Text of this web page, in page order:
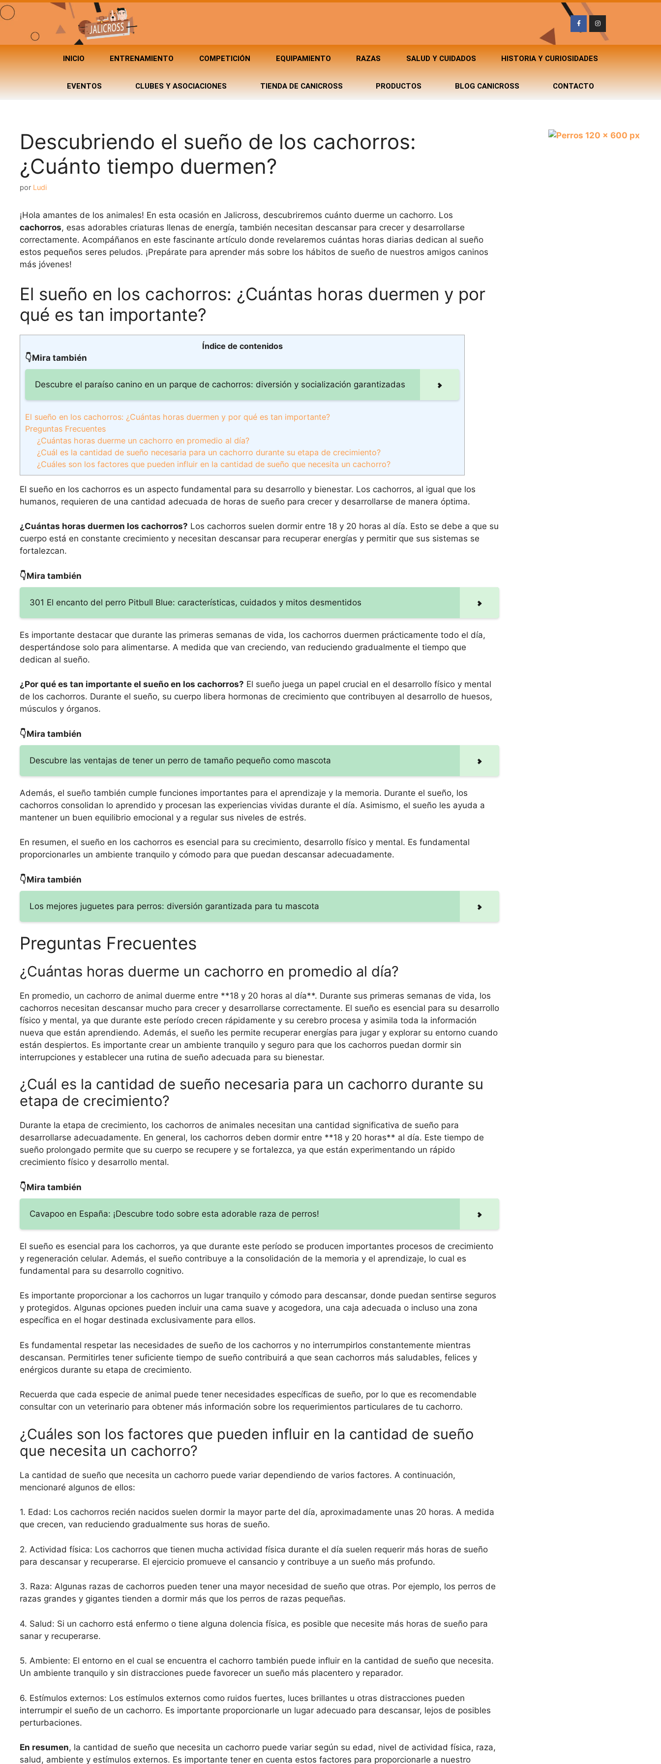
INICIO ENTRENAMIENTO COMPETICIÓN EQUIPAMIENTO RAZAS SALUD Y CUIDADOS HISTORIA Y CURIOSIDADES
EVENTOS CLUBES Y ASOCIACIONES TIENDA DE CANICROSS PRODUCTOS BLOG CANICROSS CONTACTO
Descubriendo el sueño de los cachorros:
¿Cuánto tiempo duermen?
por Ludi
¡Hola amantes de los animales! En esta ocasión en Jalicross, descubriremos cuánto duerme un cachorro. Los
cachorros, esas adorables criaturas llenas de energía, también necesitan descansar para crecer y desarrollarse
correctamente. Acompáñanos en este fascinante artículo donde revelaremos cuántas horas diarias dedican al sueño
estos pequeños seres peludos. ¡Prepárate para aprender más sobre los hábitos de sueño de nuestros amigos caninos
más jóvenes!
El sueño en los cachorros: ¿Cuántas horas duermen y por
qué es tan importante?
Índice de contenidos
👇Mira también
Descubre el paraíso canino en un parque de cachorros: diversión y socialización garantizadas
El sueño en los cachorros: ¿Cuántas horas duermen y por qué es tan importante?
Preguntas Frecuentes
¿Cuántas horas duerme un cachorro en promedio al día?
¿Cuál es la cantidad de sueño necesaria para un cachorro durante su etapa de crecimiento?
¿Cuáles son los factores que pueden influir en la cantidad de sueño que necesita un cachorro?
El sueño en los cachorros es un aspecto fundamental para su desarrollo y bienestar. Los cachorros, al igual que los
humanos, requieren de una cantidad adecuada de horas de sueño para crecer y desarrollarse de manera óptima.
¿Cuántas horas duermen los cachorros? Los cachorros suelen dormir entre 18 y 20 horas al día. Esto se debe a que su
cuerpo está en constante crecimiento y necesitan descansar para recuperar energías y permitir que sus sistemas se
fortalezcan.
👇Mira también
301 El encanto del perro Pitbull Blue: características, cuidados y mitos desmentidos
Es importante destacar que durante las primeras semanas de vida, los cachorros duermen prácticamente todo el día,
despertándose solo para alimentarse. A medida que van creciendo, van reduciendo gradualmente el tiempo que
dedican al sueño.
¿Por qué es tan importante el sueño en los cachorros? El sueño juega un papel crucial en el desarrollo físico y mental
de los cachorros. Durante el sueño, su cuerpo libera hormonas de crecimiento que contribuyen al desarrollo de huesos,
músculos y órganos.
👇Mira también
Descubre las ventajas de tener un perro de tamaño pequeño como mascota
Además, el sueño también cumple funciones importantes para el aprendizaje y la memoria. Durante el sueño, los
cachorros consolidan lo aprendido y procesan las experiencias vividas durante el día. Asimismo, el sueño les ayuda a
mantener un buen equilibrio emocional y a regular sus niveles de estrés.
En resumen, el sueño en los cachorros es esencial para su crecimiento, desarrollo físico y mental. Es fundamental
proporcionarles un ambiente tranquilo y cómodo para que puedan descansar adecuadamente.
👇Mira también
Los mejores juguetes para perros: diversión garantizada para tu mascota
Preguntas Frecuentes
¿Cuántas horas duerme un cachorro en promedio al día?
En promedio, un cachorro de animal duerme entre **18 y 20 horas al día**. Durante sus primeras semanas de vida, los
cachorros necesitan descansar mucho para crecer y desarrollarse correctamente. El sueño es esencial para su desarrollo
físico y mental, ya que durante este período crecen rápidamente y su cerebro procesa y asimila toda la información
nueva que están aprendiendo. Además, el sueño les permite recuperar energías para jugar y explorar su entorno cuando
están despiertos. Es importante crear un ambiente tranquilo y seguro para que los cachorros puedan dormir sin
interrupciones y establecer una rutina de sueño adecuada para su bienestar.
¿Cuál es la cantidad de sueño necesaria para un cachorro durante su
etapa de crecimiento?
Durante la etapa de crecimiento, los cachorros de animales necesitan una cantidad significativa de sueño para
desarrollarse adecuadamente. En general, los cachorros deben dormir entre **18 y 20 horas** al día. Este tiempo de
sueño prolongado permite que su cuerpo se recupere y se fortalezca, ya que están experimentando un rápido
crecimiento físico y desarrollo mental.
👇Mira también
Cavapoo en España: ¡Descubre todo sobre esta adorable raza de perros!
El sueño es esencial para los cachorros, ya que durante este período se producen importantes procesos de crecimiento
y regeneración celular. Además, el sueño contribuye a la consolidación de la memoria y el aprendizaje, lo cual es
fundamental para su desarrollo cognitivo.
Es importante proporcionar a los cachorros un lugar tranquilo y cómodo para descansar, donde puedan sentirse seguros
y protegidos. Algunas opciones pueden incluir una cama suave y acogedora, una caja adecuada o incluso una zona
específica en el hogar destinada exclusivamente para ellos.
Es fundamental respetar las necesidades de sueño de los cachorros y no interrumpirlos constantemente mientras
descansan. Permitirles tener suficiente tiempo de sueño contribuirá a que sean cachorros más saludables, felices y
enérgicos durante su etapa de crecimiento.
Recuerda que cada especie de animal puede tener necesidades específicas de sueño, por lo que es recomendable
consultar con un veterinario para obtener más información sobre los requerimientos particulares de tu cachorro.
¿Cuáles son los factores que pueden influir en la cantidad de sueño
que necesita un cachorro?
La cantidad de sueño que necesita un cachorro puede variar dependiendo de varios factores. A continuación,
mencionaré algunos de ellos:
1. Edad: Los cachorros recién nacidos suelen dormir la mayor parte del día, aproximadamente unas 20 horas. A medida
que crecen, van reduciendo gradualmente sus horas de sueño.
2. Actividad física: Los cachorros que tienen mucha actividad física durante el día suelen requerir más horas de sueño
para descansar y recuperarse. El ejercicio promueve el cansancio y contribuye a un sueño más profundo.
3. Raza: Algunas razas de cachorros pueden tener una mayor necesidad de sueño que otras. Por ejemplo, los perros de
razas grandes y gigantes tienden a dormir más que los perros de razas pequeñas.
4. Salud: Si un cachorro está enfermo o tiene alguna dolencia física, es posible que necesite más horas de sueño para
sanar y recuperarse.
5. Ambiente: El entorno en el cual se encuentra el cachorro también puede influir en la cantidad de sueño que necesita.
Un ambiente tranquilo y sin distracciones puede favorecer un sueño más placentero y reparador.
6. Estímulos externos: Los estímulos externos como ruidos fuertes, luces brillantes u otras distracciones pueden
interrumpir el sueño de un cachorro. Es importante proporcionarle un lugar adecuado para descansar, lejos de posibles
perturbaciones.
En resumen, la cantidad de sueño que necesita un cachorro puede variar según su edad, nivel de actividad física, raza,
salud, ambiente y estímulos externos. Es importante tener en cuenta estos factores para proporcionarle a nuestro